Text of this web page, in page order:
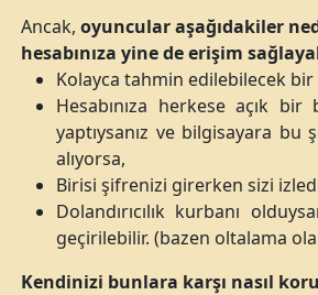
Ancak, oyuncular aşağıdakiler
hesabınıza yine de erişim
Kolayca tahmin edilebilecek
Hesabınıza herkese açık
yaptıysanız ve bilgisayara bu
alıyorsa,
Birisi şifrenizi girerken sizi
Dolandırıcılık kurbanı
geçirilebilir. (bazen oltalama
Kendinizi bunlara karşı nasıl